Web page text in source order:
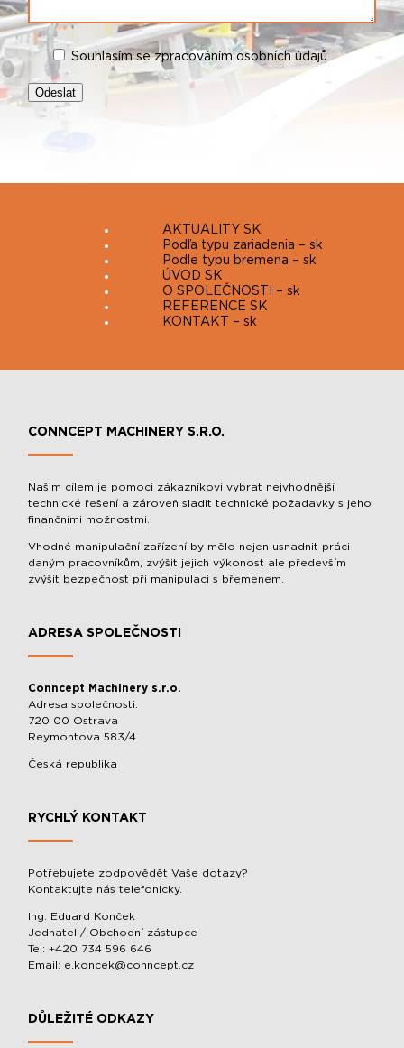
Souhlasím se zpracováním osobních údajů
AKTUALITY SK
Podľa typu zariadenia – sk
Podle typu bremena – sk
ÚVOD SK
O SPOLEČNOSTI – sk
REFERENCE SK
KONTAKT – sk
CONNCEPT MACHINERY S.R.O.
Našim cílem je pomoci zákazníkovi vybrat nejvhodnější
technické řešení a zároveň sladit technické požadavky s jeho
finančními možnostmi.
Vhodné manipulační zařízení by mělo nejen usnadnit práci
daným pracovníkům, zvýšit jejich výkonost ale především
zvýšit bezpečnost při manipulaci s břemenem.
ADRESA SPOLEČNOSTI
Conncept Machinery s.r.o.
Adresa společnosti:
720 00 Ostrava
Reymontova 583/4
Česká republika
RYCHLÝ KONTAKT
Potřebujete zodpovědět Vaše dotazy?
Kontaktujte nás telefonicky.
Ing. Eduard Konček
Jednatel / Obchodní zástupce
Tel: +420 734 596 646
Email: e.koncek@conncept.cz
DŮLEŽITÉ ODKAZY